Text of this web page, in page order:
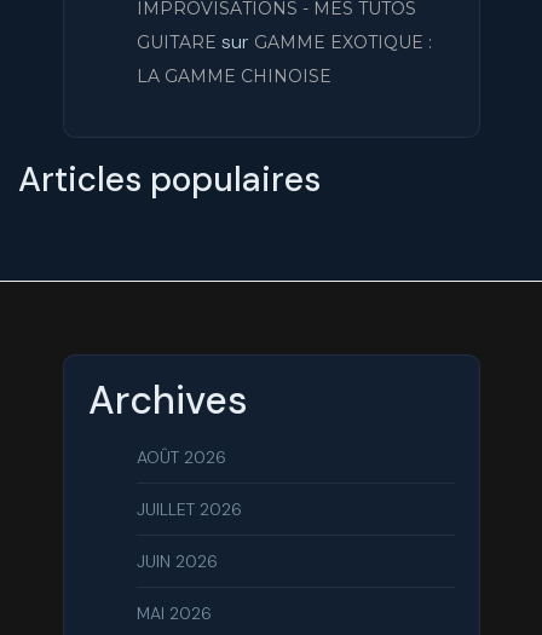
IMPROVISATIONS - MES TUTOS
GUITARE sur GAMME EXOTIQUE :
LA GAMME CHINOISE
Articles populaires
Archives
AOÛT 2026
JUILLET 2026
JUIN 2026
MAI 2026